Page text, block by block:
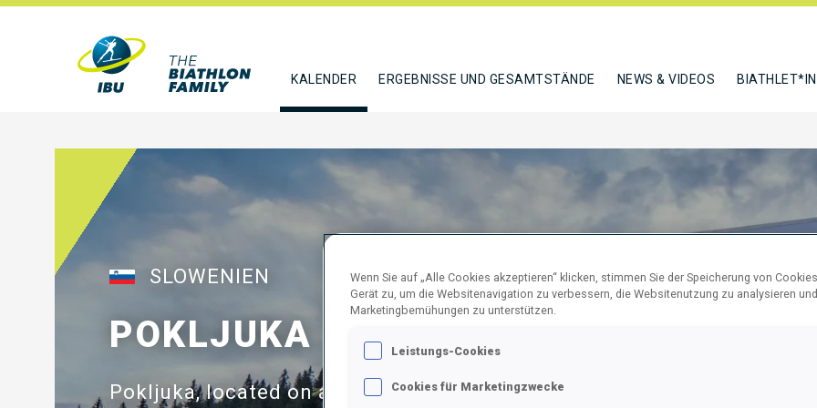
KALENDER ERGEBNISSE UND GESAMTSTÄNDE NEWS & VIDEOS
SLOWENIEN
POKLJUKA
Pokljuka, located on a plateau above the stunning Lake
Wenn Sie auf „Alle Cookies akzeptieren“ klicken, stimmen Sie der Speicherung von
Gerät zu, um die Websitenavigation zu verbessern, die Websitenutzung zu analysieren
Marketingbemühungen zu unterstützen.
Leistungs-Cookies
Cookies für Marketingzwecke